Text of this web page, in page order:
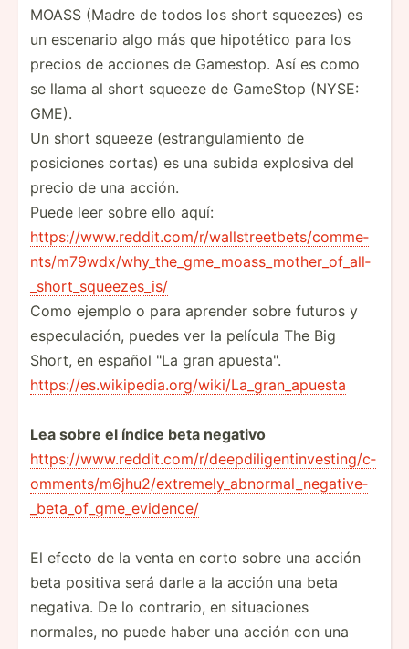
MOASS (Madre de todos los short squeezes) es
un escenario algo más que hipotético para los
precios de acciones de Gamestop. Así es como
se llama al short squeeze de GameStop (NYSE:
GME).
Un short squeeze (estra­ngu­lam­iento de
posiciones cortas) es una subida explosiva del
precio de una acción.
Puede leer sobre ello aquí:
https:­//w­ww.r­ed­dit.co­m/r­/wa­lls­tre­etb­ets­/co­mme­
nts­/m7­9wd­x/w­hy_­the­_gm­e_m­oas­s_m­oth­er_­of_­all­
_sh­ort­_sq­uee­zes_is/
Como ejemplo o para aprender sobre futuros y
especu­lación, puedes ver la película The Big
Short, en español "La gran apuest­a".
https:­//e­s.w­iki­ped­ia.o­rg­/wi­ki/­La_­gra­n_a­puesta
Lea sobre el índice beta negativo
https:­//w­ww.r­ed­dit.co­m/r­/de­epd­ili­gen­tin­ves­tin­g/c­
omm­ent­s/m­6jh­u2/­ext­rem­ely­_ab­nor­mal­_ne­gat­ive­
_be­ta_­of_­gme­_ev­idence/
El efecto de la venta en corto sobre una acción
beta positiva será darle a la acción una beta
negativa. De lo contrario, en situac­iones
normales, no puede haber una acción con una